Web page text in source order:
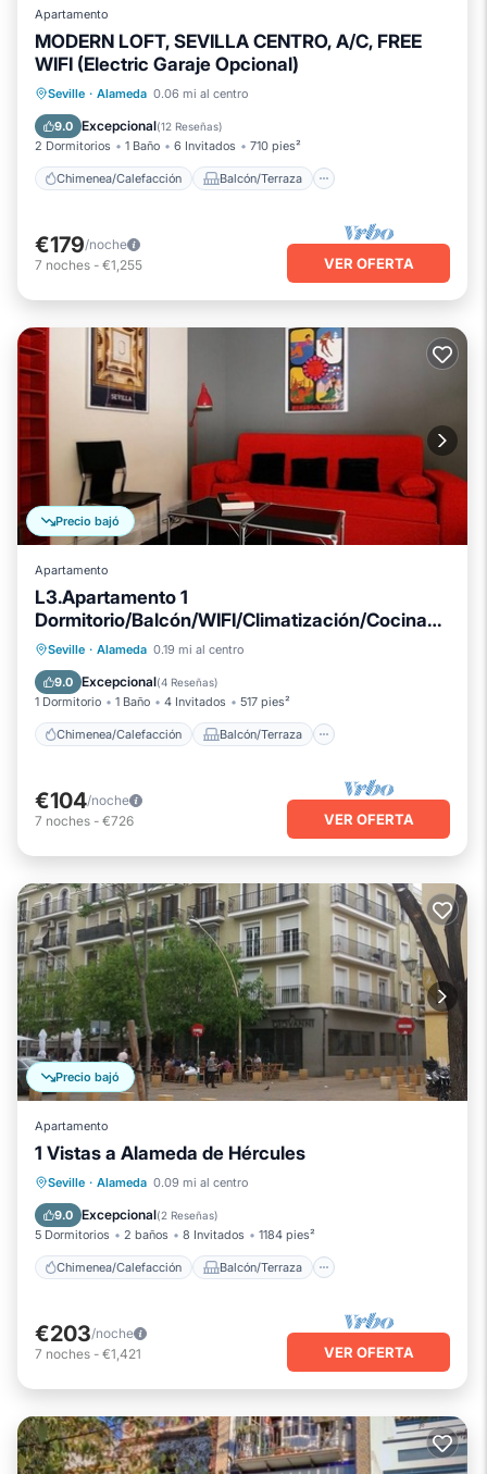
Apartamento
MODERN LOFT, SEVILLA CENTRO, A/C, FREE
WIFI (Electric Garaje Opcional)
Seville · Alameda 0.06 mi al centro
9.0 Excepcional(12 Reseñas)
2 Dormitorios 1 Baño 6 Invitados 710 pies²
Chimenea/Calefacción Balcón/Terraza
Chimenea/Calefacción
Cocina
Aparcamiento
€179/noche
7 noches - €1,255 VER OFERTA
Precio bajó
Apartamento
L3.Apartamento 1
Dormitorio/Balcón/WIFI/Climatización/Cocina
en Casco Histórico
Seville · Alameda 0.19 mi al centro
9.0 Excepcional(4 Reseñas)
1 Dormitorio 1 Baño 4 Invitados 517 pies²
Chimenea/Calefacción Balcón/Terraza
Chimenea/Calefacción
Se admiten mascotas
€104/noche
7 noches - €726 VER OFERTA
Precio bajó
Apartamento
1 Vistas a Alameda de Hércules
Seville · Alameda 0.09 mi al centro
9.0 Excepcional(2 Reseñas)
5 Dormitorios 2 baños 8 Invitados 1184 pies²
Chimenea/Calefacción Balcón/Terraza
Chimenea/Calefacción
Cocina
Aire acondicionado
€203/noche
7 noches - €1,421 VER OFERTA